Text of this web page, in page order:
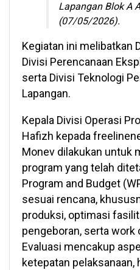
Lapangan Blok A
(07/05/2026).
Kegiatan ini melibatkan
Divisi Perencanaan
serta Divisi Teknologi
Lapangan.
Kepala Divisi Operasi
Hafizh kepada
Monev dilakukan untuk
program yang telah
Program and Budget
sesuai rencana,
produksi, optimasi
pengeboran, serta work
Evaluasi mencakup
ketepatan pelaksanaan,